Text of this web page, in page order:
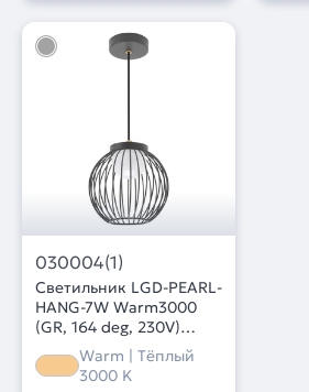
030004(1)
Светильник LGD-PEARL-
HANG-7W Warm3000
(GR, 164 deg, 230V)
(Arlight, IP65 Металл, 3
года)
Warm | Тёплый
3000 K